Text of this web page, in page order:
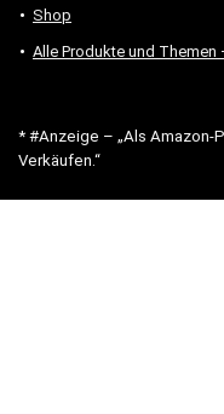
Shop
Alle Produkte und Themen
* #Anzeige – „Als Amazon-
Verkäufen.“